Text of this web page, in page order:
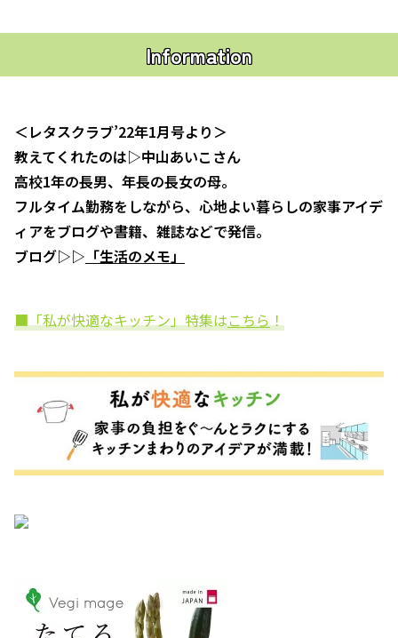
Information
＜レタスクラブ’22年1月号より＞
教えてくれたのは▷中山あいこさん
高校1年の長男、年長の長女の母。
フルタイム勤務をしながら、心地よい暮らしの家事アイデ
ィアをブログや書籍、雑誌などで発信。
ブログ▷▷ 「生活のメモ」
■「私が快適なキッチン」特集はこちら！